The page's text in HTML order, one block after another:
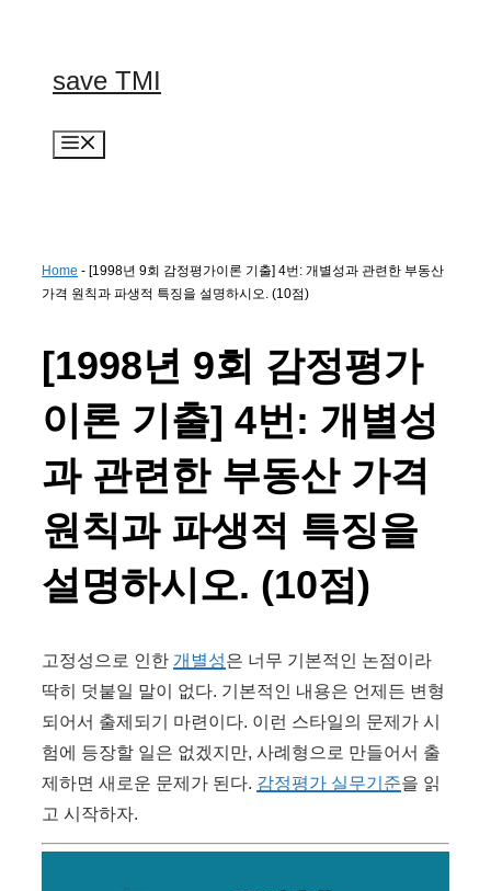
save TMI
Home - [1998년 9회 감정평가이론 기출] 4번: 개별성과 관련한 부동산
가격 원칙과 파생적 특징을 설명하시오. (10점)
[1998년 9회 감정평가
이론 기출] 4번: 개별성
과 관련한 부동산 가격
원칙과 파생적 특징을
설명하시오. (10점)
고정성으로 인한 개별성은 너무 기본적인 논점이라
딱히 덧붙일 말이 없다. 기본적인 내용은 언제든 변형
되어서 출제되기 마련이다. 이런 스타일의 문제가 시
험에 등장할 일은 없겠지만, 사례형으로 만들어서 출
제하면 새로운 문제가 된다. 감정평가 실무기준을 읽
고 시작하자.